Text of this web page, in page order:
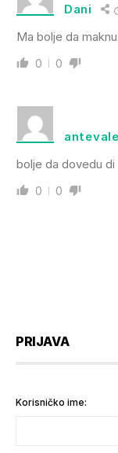
Dani
Ma bolje da
0 0
bolje da dovedu
0 0
PRIJAVA
Korisničko ime: